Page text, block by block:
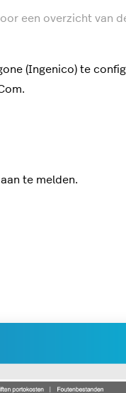
een overzicht van
(Ingenico) te
te melden.